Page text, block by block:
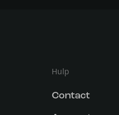
Hulp
Contact